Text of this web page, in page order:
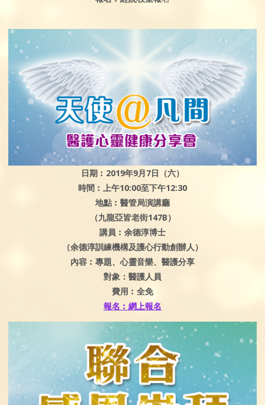
日期︰2019年9月7日（六）
時間︰上午10:00至下午12:30
地點︰醫管局演講廳
（九龍亞皆老街147B）
講員︰余德淳博士
（余德淳訓練機構及護心行動創辦人）
內容︰專題、心靈音樂、醫護分享
對象：醫護人員
費用︰全免
報名︰網上報名